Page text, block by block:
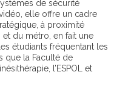
de sécurité
elle offre un cadre
à proximité
du métro, en fait une
étudiants fréquentant les
que la Faculté de
l’ESPOL et